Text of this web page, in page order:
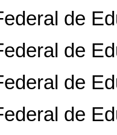
de
de
de
de